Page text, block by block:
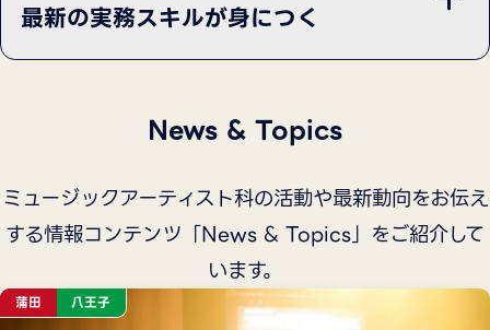
最新の実務スキルが身につく
News & Topics
ミュージックアーティスト科の活動や最新動向をお伝え
する情報コンテンツ「News & Topics」をご紹介して
います。
蒲田 八王子